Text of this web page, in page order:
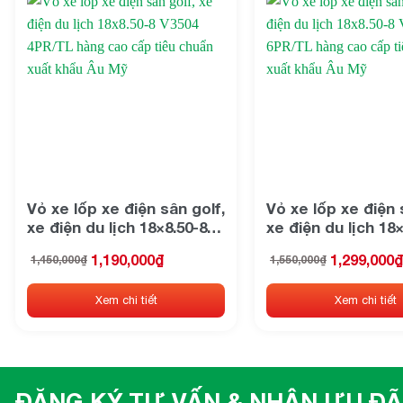
1,190,000 1,217,250
On sale
BMW
Bridgestone
BYD
Casumina
Vỏ xe lốp xe điện sân golf,
xe điện du lịch 18×8.50-8
cấp tiêu chuẩn xuất khẩu
Âu Mỹ
1,450,000₫
Giá
là:
1,190,000₫
Giá
tại
1,190,000₫.
Xem chi tiết
Vỏ xe lốp xe điện
xe điện du lịch
cấp tiêu chuẩn
Âu Mỹ
1,550,000₫
Giá
là:
1,299,000₫
Giá
tại
1,299,000₫.
Xem chi tiết